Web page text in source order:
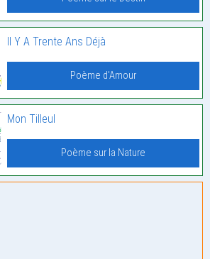
Il Y A Trente Ans Déjà
Poème d'Amour
Mon Tilleul
Poème sur la Nature